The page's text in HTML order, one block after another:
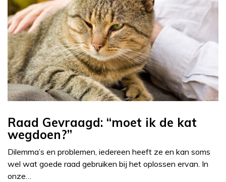
Raad Gevraagd: “moet ik de kat
wegdoen?”
Dilemma’s en problemen, iedereen heeft ze en kan soms
wel wat goede raad gebruiken bij het oplossen ervan. In
onze…